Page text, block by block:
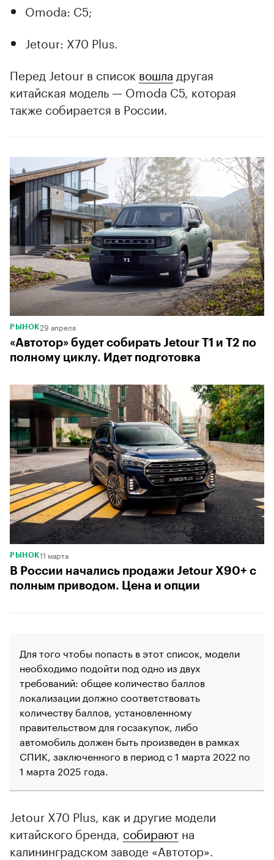
Omoda: C5;
Jetour: X70 Plus.
Перед Jetour в список вошла другая
китайская модель — Omoda C5, которая
также собирается в России.
РЫНОК29 апреля
«Автотор» будет собирать Jetour Т1 и Т2 по
полному циклу. Идет подготовка
РЫНОК11 марта
В России начались продажи Jetour X90+ с
полным приводом. Цена и опции
Для того чтобы попасть в этот список, модели
необходимо подойти под одно из двух
требований: общее количество баллов
локализации должно соответствовать
количеству баллов, установленному
правительством для госзакупок, либо
автомобиль должен быть произведен в рамках
СПИК, заключенного в период с 1 марта 2022 по
1 марта 2025 года.
Jetour X70 Plus, как и другие модели
китайского бренда, собирают на
калининградском заводе «Автотор».